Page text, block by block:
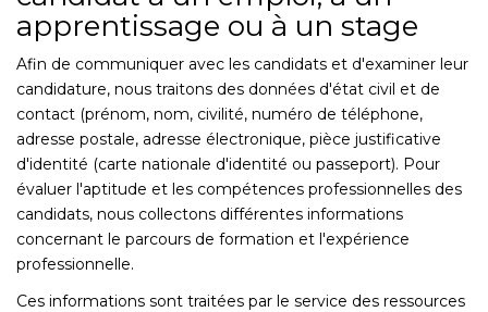
apprentissage ou à un stage
Afin de communiquer avec les candidats et d'examiner leur
candidature, nous traitons des données d'état civil et de
contact (prénom, nom, civilité, numéro de téléphone,
adresse postale, adresse électronique, pièce justificative
d'identité (carte nationale d'identité ou passeport). Pour
évaluer l'aptitude et les compétences professionnelles des
candidats, nous collectons différentes informations
concernant le parcours de formation et l'expérience
professionnelle.
Ces informations sont traitées par le service des ressources